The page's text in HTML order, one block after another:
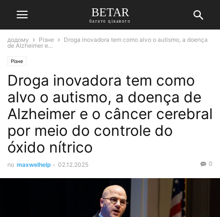
BETAR
багато цікавого
додому Різне
Droga inovadora tem como alvo o autismo, a doença
de Alzheimer e...
Різне
Droga inovadora tem como
alvo o autismo, a doença de
Alzheimer e o câncer cerebral
por meio do controle do
óxido nítrico
по maxwelhelp - 02.12.2025 0